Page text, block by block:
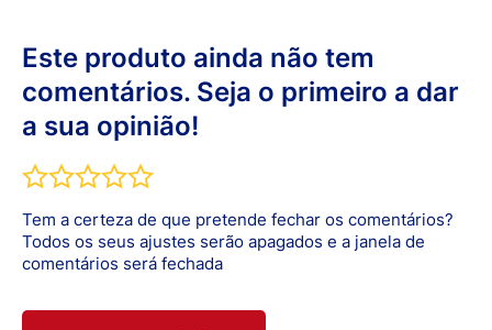
se a vacinação contra o tétano não tiver sido efetuada
e, claro, sempre que tiver perguntas ou dúvidas.
extra não adere à ferida. Desta forma, o penso pode ser
removido sem dor e trauma mecânico, e sem deixar
resíduos.
Este produto ainda não tem
comentários. Seja o primeiro a dar
a sua opinião!
Tem a certeza de que pretende fechar os comentários?
Todos os seus ajustes serão apagados e a janela de
comentários será fechada